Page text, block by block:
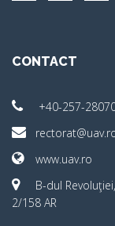
CONTACT
+40-257-
www.uav.ro
B-dul
2/158 AR